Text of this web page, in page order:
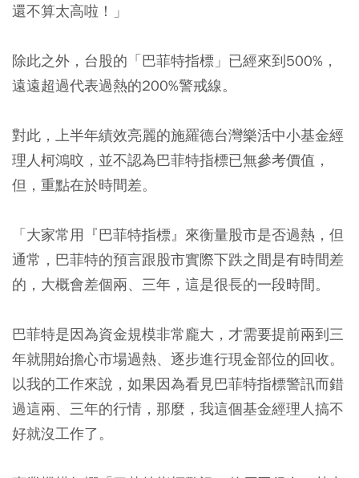
還不算太高啦！」
除此之外，台股的「巴菲特指標」已經來到500%，
遠遠超過代表過熱的200%警戒線。
對此，上半年績效亮麗的施羅德台灣樂活中小基金經
理人柯鴻旼，並不認為巴菲特指標已無參考價值，
但，重點在於時間差。
「大家常用『巴菲特指標』來衡量股市是否過熱，但
通常，巴菲特的預言跟股市實際下跌之間是有時間差
的，大概會差個兩、三年，這是很長的一段時間。
巴菲特是因為資金規模非常龐大，才需要提前兩到三
年就開始擔心市場過熱、逐步進行現金部位的回收。
以我的工作來說，如果因為看見巴菲特指標警訊而錯
過這兩、三年的行情，那麼，我這個基金經理人搞不
好就沒工作了。